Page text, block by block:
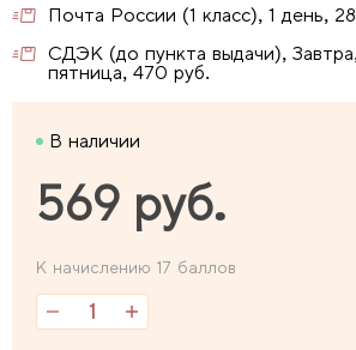
Почта России (1 класс), 1 день,
СДЭК (до пункта выдачи), Завтра,
пятница, 470 руб.
В наличии
569 руб.
К начислению 17 баллов